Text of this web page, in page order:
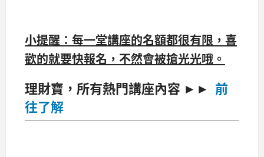
小提醒：每一堂講座的名額都很有限，喜
歡的就要快報名，不然會被搶光光哦。
理財寶，所有熱門講座內容 ►► 前
往了解